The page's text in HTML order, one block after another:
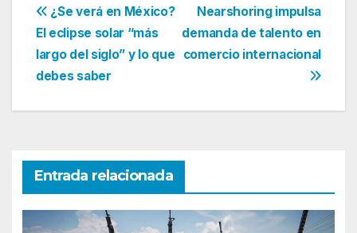
Navegación
de
entradas
Nearshoring impulsa
demanda de talento en
comercio internacional
¿Se verá en México?
El eclipse solar “más
largo del siglo” y lo que
debes saber
Entrada relacionada